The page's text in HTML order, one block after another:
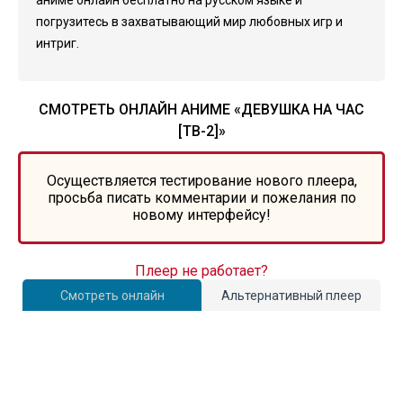
погрузитесь в захватывающий мир любовных игр и
интриг.
СМОТРЕТЬ ОНЛАЙН АНИМЕ «ДЕВУШКА НА ЧАС
[ТВ-2]»
Осуществляется тестирование нового плеера,
просьба писать комментарии и пожелания по
новому интерфейсу!
Смотреть онлайн Альтернативный плеер
Плеер не работает?